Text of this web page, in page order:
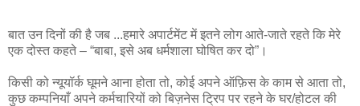
बात उन दिनों की है जब ...हमारे अपार्टमेंट में इतने लोग आते-जाते रहते कि मेरे
एक दोस्त कहते – “बाबा, इसे अब धर्मशाला घोषित कर दो”।
किसी को न्यूयॉर्क घूमने आना होता तो, कोई अपने ऑफ़िस के काम से आता तो,
कुछ कम्पनियाँ अपने कर्मचारियों को बिज़नेस ट्रिप पर रहने के घर/होटल की